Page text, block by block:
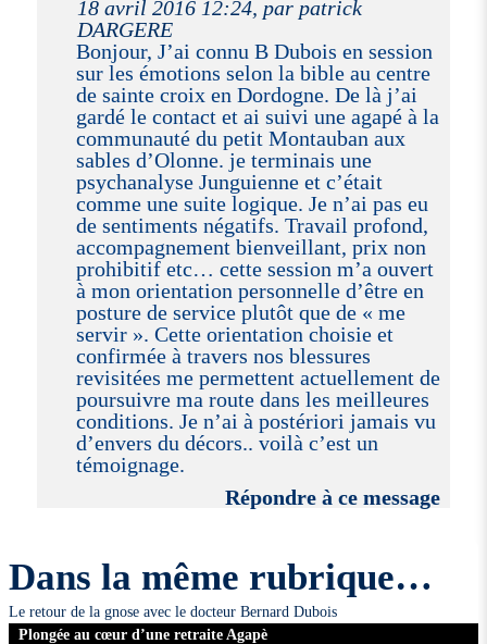
18 avril 2016 12:24, par patrick
DARGERE
Bonjour, J’ai connu B Dubois en session
sur les émotions selon la bible au centre
de sainte croix en Dordogne. De là j’ai
gardé le contact et ai suivi une agapé à la
communauté du petit Montauban aux
sables d’Olonne. je terminais une
psychanalyse Junguienne et c’était
comme une suite logique. Je n’ai pas eu
de sentiments négatifs. Travail profond,
accompagnement bienveillant, prix non
prohibitif etc… cette session m’a ouvert
à mon orientation personnelle d’être en
posture de service plutôt que de « me
servir ». Cette orientation choisie et
confirmée à travers nos blessures
revisitées me permettent actuellement de
poursuivre ma route dans les meilleures
conditions. Je n’ai à postériori jamais vu
d’envers du décors.. voilà c’est un
témoignage.
Répondre à ce message
Dans la même rubrique…
Le retour de la gnose avec le docteur Bernard Dubois
Plongée au cœur d’une retraite Agapè